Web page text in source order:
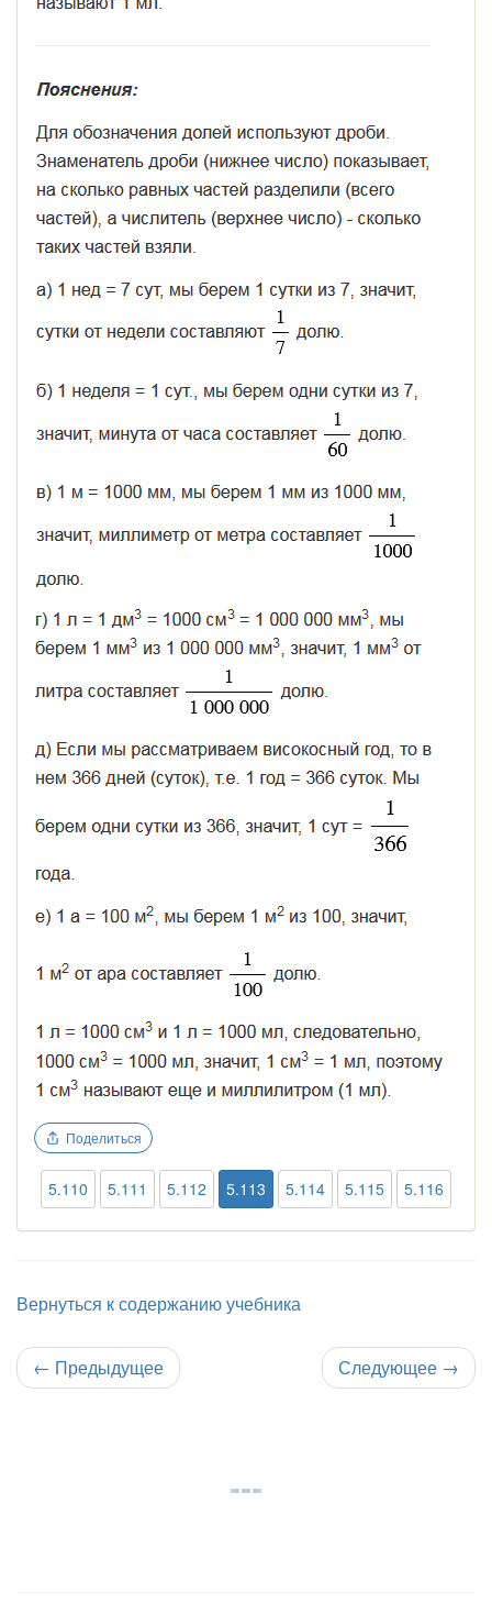
Поделиться
5.110 5.111 5.112 5.113 5.114 5.115 5.116
Вернуться к содержанию учебника
← Предыдущее Следующее →